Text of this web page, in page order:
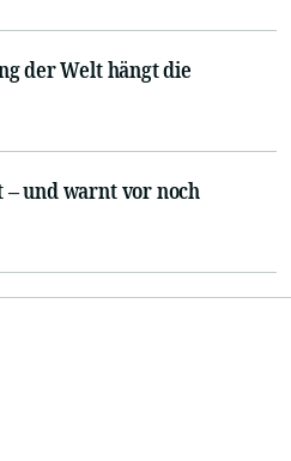
der Welt hängt die
und warnt vor noch